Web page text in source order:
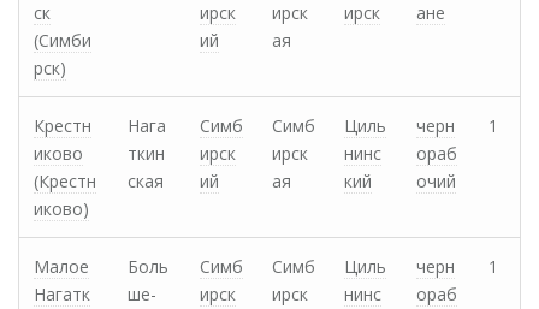
ск
(Симби
рск)
ирск
ий
ирск
ая
ирск
ане
Крестн
иково
(Крестн
иково)
Нага
ткин
ская
Симб
ирск
ий
Симб
ирск
ая
Циль
нинс
кий
черн
ораб
очий
1
Малое
Нагатк
Боль
ше-
Симб
ирск
Симб
ирск
Циль
нинс
черн
ораб
1